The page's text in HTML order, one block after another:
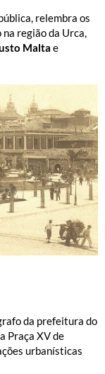
relembra os
região da Urca,
Malta e
da prefeitura do
Praça XV de
urbanísticas